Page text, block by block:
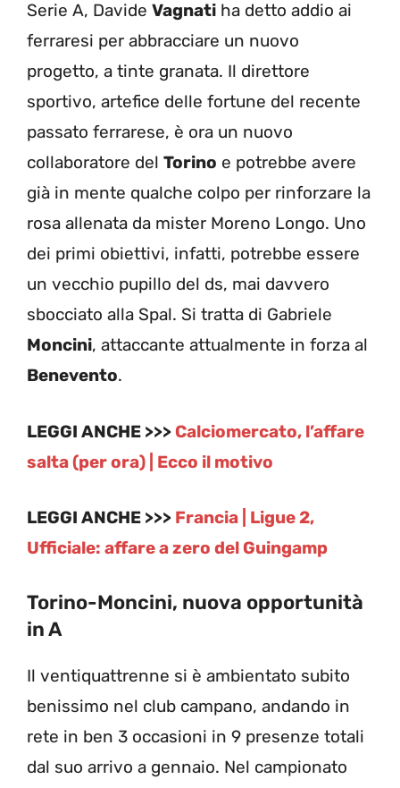
Serie A, Davide Vagnati ha detto addio ai
ferraresi per abbracciare un nuovo
progetto, a tinte granata. Il direttore
sportivo, artefice delle fortune del recente
passato ferrarese, è ora un nuovo
collaboratore del Torino e potrebbe avere
già in mente qualche colpo per rinforzare la
rosa allenata da mister Moreno Longo. Uno
dei primi obiettivi, infatti, potrebbe essere
un vecchio pupillo del ds, mai davvero
sbocciato alla Spal. Si tratta di Gabriele
Moncini, attaccante attualmente in forza al
Benevento.
LEGGI ANCHE >>> Calciomercato, l’affare
salta (per ora) | Ecco il motivo
LEGGI ANCHE >>> Francia | Ligue 2,
Ufficiale: affare a zero del Guingamp
Torino-Moncini, nuova opportunità
in A
Il ventiquattrenne si è ambientato subito
benissimo nel club campano, andando in
rete in ben 3 occasioni in 9 presenze totali
dal suo arrivo a gennaio. Nel campionato